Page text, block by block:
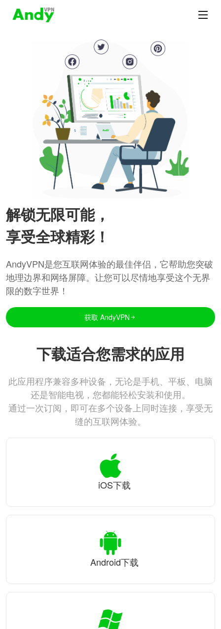
解锁无限可能，
享受全球精彩！
AndyVPN是您互联网体验的最佳伴侣，它帮助您突破
地理边界和网络屏障。让您可以尽情地享受这个无界
限的数字世界！
获取 AndyVPN
下载适合您需求的应用
此应用程序兼容多种设备，无论是手机、平板、电脑
还是智能电视，您都能轻松安装和使用。
通过一次订阅，即可在多个设备上同时连接，享受无
缝的互联网体验。
iOS下载
Android下载